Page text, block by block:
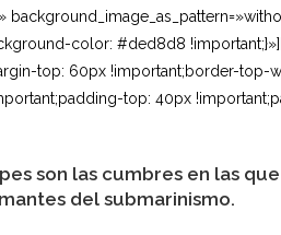
color: #ded8d8
top: 60px !important;border-
top: 40px
son las cumbres en las
del submarinismo.